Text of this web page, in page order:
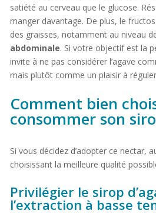
satiété au cerveau que le glucose.
manger davantage. De plus, le
des graisses, notamment au niveau
abdominale. Si votre objectif est la
invite à ne pas considérer l’agave
mais plutôt comme un plaisir à
Comment bien
consommer son
Si vous décidez d’adopter ce nectar,
choisissant la meilleure qualité
Privilégier le sirop
l’extraction à basse